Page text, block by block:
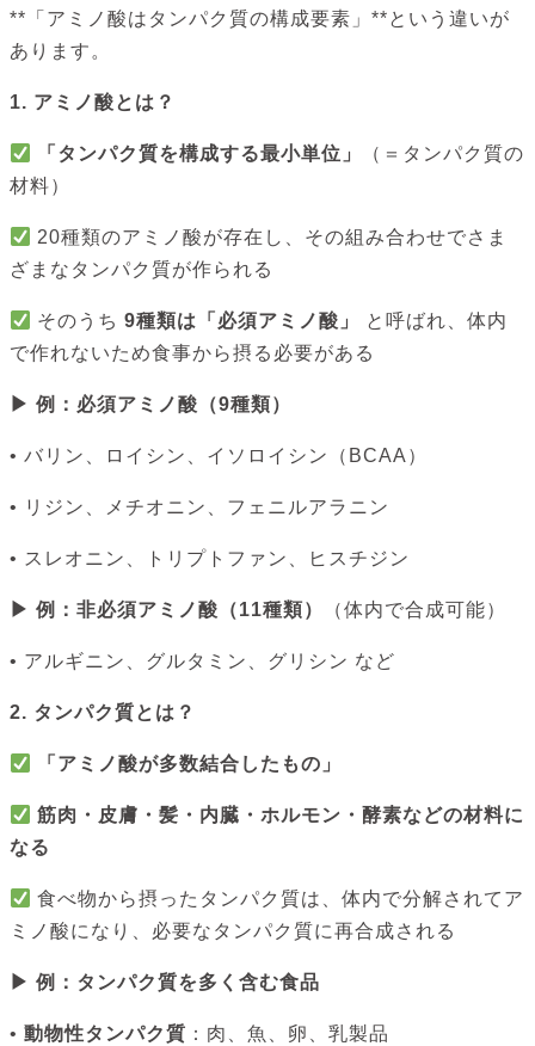
**「アミノ酸はタンパク質の構成要素」**という違いが
あります。
1. アミノ酸とは？
「タンパク質を構成する最小単位」
（＝タンパク質の
材料）
20種類のアミノ酸が存在し、その組み合わせでさま
ざまなタンパク質が作られる
そのうち9種類は「必須アミノ酸」
と呼ばれ、体内
で作れないため食事から摂る必要がある
▶ 例：必須アミノ酸（9種類）
• バリン、ロイシン、イソロイシン（BCAA）
• リジン、メチオニン、フェニルアラニン
• スレオニン、トリプトファン、ヒスチジン
▶ 例：非必須アミノ酸（11種類） （体内で合成可能）
• アルギニン、グルタミン、グリシン など
2. タンパク質とは？
「アミノ酸が多数結合したもの」
筋肉・皮膚・髪・内臓・ホルモン・酵素などの材料に
なる
食べ物から摂ったタンパク質は、体内で分解されてア
ミノ酸になり、必要なタンパク質に再合成される
▶ 例：タンパク質を多く含む食品
• 動物性タンパク質 ：肉、魚、卵、乳製品